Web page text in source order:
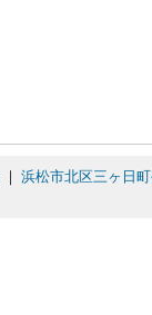
｜ 浜松市北区三ヶ日